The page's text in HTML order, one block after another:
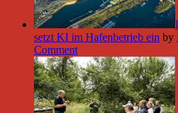
setzt KI im Hafenbetrieb ein by
Comment